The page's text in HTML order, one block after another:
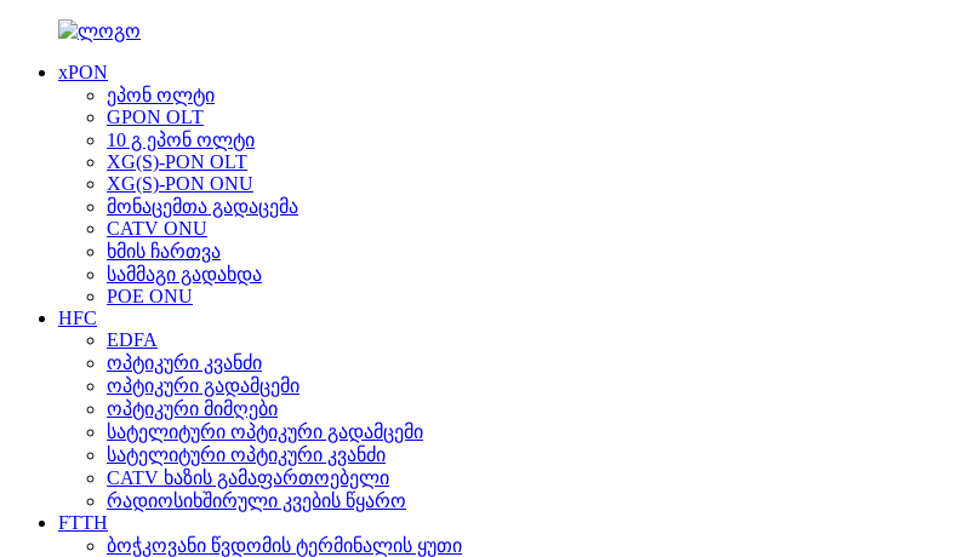
xPON
ეპონ ოლტი
GPON OLT
10 გ ეპონ ოლტი
XG(S)-PON OLT
XG(S)-PON ONU
მონაცემთა გადაცემა
CATV ONU
ხმის ჩართვა
სამმაგი გადახდა
POE ONU
HFC
EDFA
ოპტიკური კვანძი
ოპტიკური გადამცემი
ოპტიკური მიმღები
სატელიტური ოპტიკური გადამცემი
სატელიტური ოპტიკური კვანძი
CATV ხაზის გამაფართოებელი
რადიოსიხშირული კვების წყარო
FTTH
ბოჭკოვანი წვდომის ტერმინალის ყუთი